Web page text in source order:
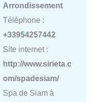
Arrondissement
Téléphone :
+33954257442
Site internet :
http://www.sirieta.c
om/spadesiam/
Spa de Siam à